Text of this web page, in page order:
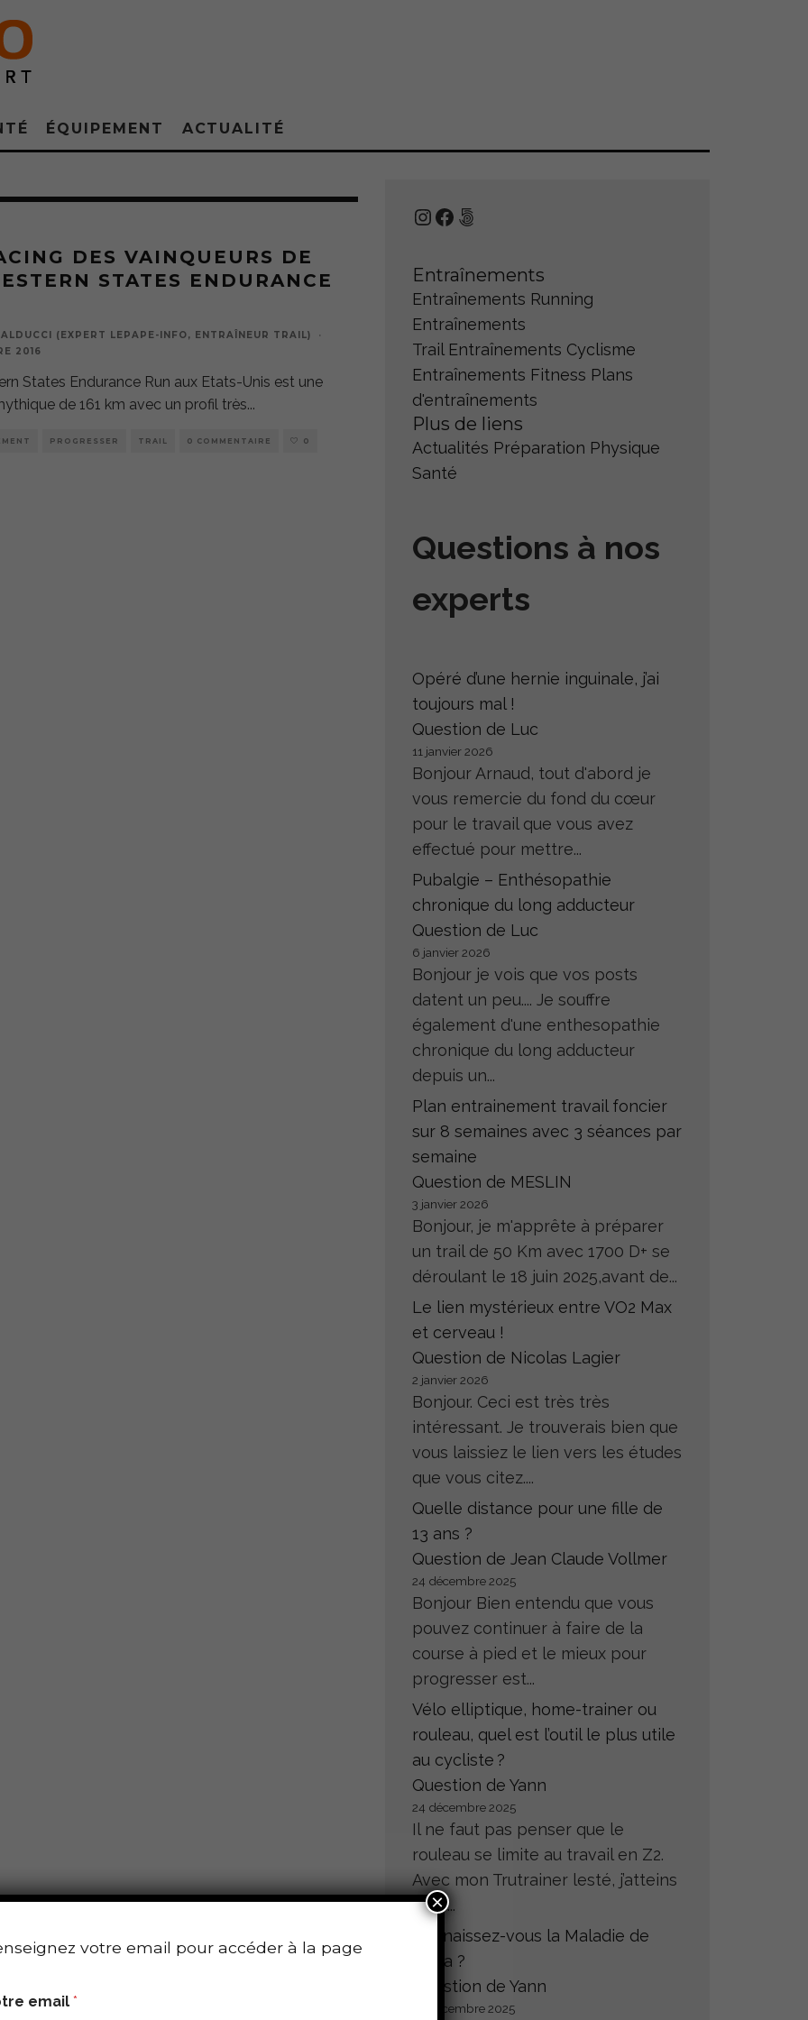
ÉQUIPEMENT ACTUALITÉ
DES VAINQUEURS DE
STATES ENDURANCE
(EXPERT LEPAPE-INFO, ENTRAÎNEUR TRAIL)
·
2016
States Endurance Run aux Etats-Unis est une
de 161 km avec un profil très...
PROGRESSER TRAIL 0 COMMENTAIRE 0
Instagram
Facebook
500px
Entraînements
Entraînements Running
Entraînements
Trail Entraînements Cyclisme
Entraînements Fitness Plans
d'entraînements
Plus de liens
Actualités Préparation Physique
Santé
Questions à nos
experts
Opéré d’une hernie inguinale, j’ai
toujours mal !
Question de Luc
11 janvier 2026
Bonjour Arnaud, tout d'abord je
vous remercie du fond du cœur
pour le travail que vous avez
effectué pour mettre...
Pubalgie – Enthésopathie
chronique du long adducteur
Question de Luc
6 janvier 2026
Bonjour je vois que vos posts
datent un peu.... Je souffre
également d'une enthesopathie
chronique du long adducteur
depuis un...
Plan entrainement travail foncier
sur 8 semaines avec 3 séances par
semaine
Question de MESLIN
3 janvier 2026
Bonjour, je m'apprête à préparer
un trail de 50 Km avec 1700 D+ se
déroulant le 18 juin 2025,avant de...
Le lien mystérieux entre VO2 Max
et cerveau !
Question de Nicolas Lagier
2 janvier 2026
Bonjour. Ceci est très très
intéressant. Je trouverais bien que
vous laissiez le lien vers les études
que vous citez....
Quelle distance pour une fille de
13 ans ?
Question de Jean Claude Vollmer
24 décembre 2025
Bonjour Bien entendu que vous
pouvez continuer à faire de la
course à pied et le mieux pour
progresser est...
Vélo elliptique, home-trainer ou
rouleau, quel est l’outil le plus utile
au cycliste ?
Question de Yann
24 décembre 2025
Il ne faut pas penser que le
rouleau se limite au travail en Z2.
Avec mon Trutrainer lesté, j’atteins
sans...
Connaissez-vous la Maladie de
Hoffa ?
Question de Yann
23 décembre 2025
votre email pour accéder à la page
email*
×